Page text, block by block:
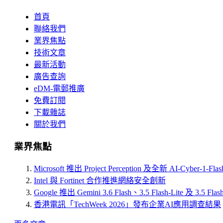
首頁
聯絡我們
業界焦點
技術文章
最新活動
廣告查詢
eDM-電郵推廣
免費訂閱
下載雜誌
關於我們
業界焦點
Microsoft 推出 Project Perception 及全新 AI-Cyber-1-
Intel 與 Fortinet 合作推進網絡安全創新
Google 推出 Gemini 3.6 Flash、3.5 Flash-Lite 及 3.5
香港電訊「TechWeek 2026」發布企業AI應用調查結果